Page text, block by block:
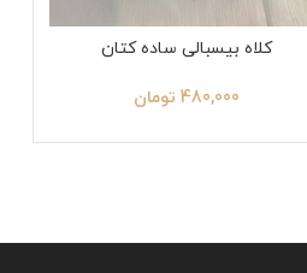
کلاه بیسبالی ساده کتان
480,000 تومان